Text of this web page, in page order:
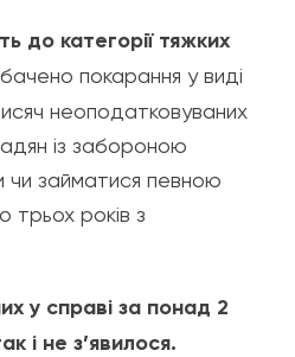
до категорії тяжких
покарання у виді
неоподатковуваних
із забороною
чи займатися певною
трьох років з
у справі за понад 2
і не з’явилося.